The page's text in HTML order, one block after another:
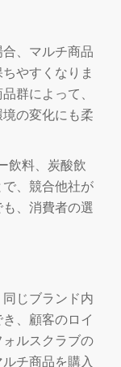
、マルチ商品
やすくなりま
群によって、
の変化にも柔
飲料、炭酸飲
、競合他社が
、消費者の選
じブランド内
、顧客のロイ
ルスクラブの
チ商品を購入